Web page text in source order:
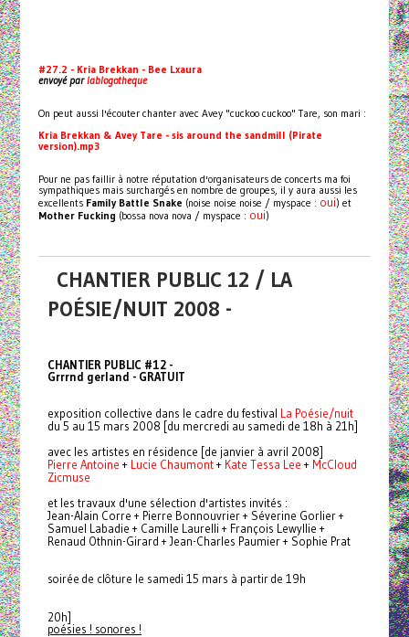
#27.2 - Kria Brekkan - Bee Lxaura
envoyé parlablogotheque
On peut aussi l'écouter chanter avec Avey "cuckoo cuckoo" Tare, son mari :
Kria Brekkan & Avey Tare - sis around the sandmill (Pirate
version).mp3
Pour ne pas faillir à notre réputation d'organisateurs de concerts ma foi
sympathiques mais surchargés en nombre de groupes, il y aura aussi les
excellentsFamily Battle Snake (noise noise noise / myspace : oui) et
Mother Fucking (bossa nova nova / myspace : oui)
CHANTIER PUBLIC 12 / LA
POÉSIE/NUIT 2008 -
CHANTIER PUBLIC #12 -
Grrrnd gerland - GRATUIT
exposition collective dans le cadre du festival La Poésie/nuit
du 5 au 15 mars 2008 [du mercredi au samedi de 18h à 21h]
avec les artistes en résidence [de janvier à avril 2008]
Pierre Antoine+ Lucie Chaumont+ Kate Tessa Lee+ McCloud
Zicmuse
et les travaux d'une sélection d'artistes invités :
Jean-Alain Corre + Pierre Bonnouvrier + Séverine Gorlier +
Samuel Labadie + Camille Laurelli + François Lewyllie +
Renaud Othnin-Girard + Jean-Charles Paumier + Sophie Prat
soirée de clôture le samedi 15 mars à partir de 19h
20h]
poésies ! sonores !